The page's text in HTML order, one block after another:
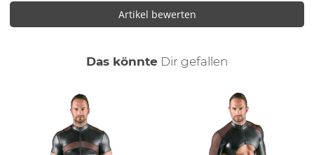
Artikel bewerten
Das könnte Dir auch
gefallen